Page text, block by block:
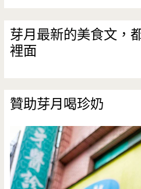
芽月最新的美食文，
裡面
贊助芽月喝珍奶